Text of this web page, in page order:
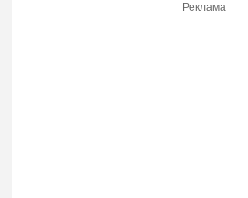
Реклама